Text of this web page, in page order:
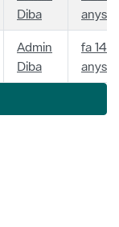
Diba
anys
Admin
Diba
fa 14
anys